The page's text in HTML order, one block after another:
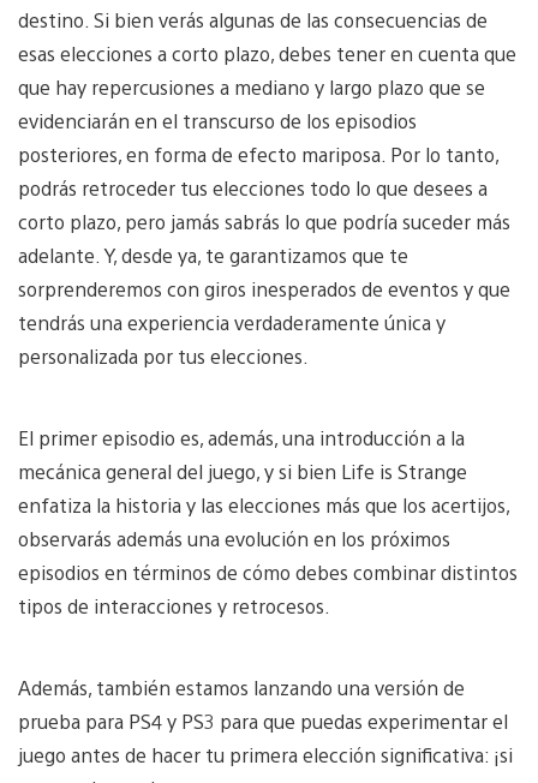
destino. Si bien verás algunas de las consecuencias de
esas elecciones a corto plazo, debes tener en cuenta que
que hay repercusiones a mediano y largo plazo que se
evidenciarán en el transcurso de los episodios
posteriores, en forma de efecto mariposa. Por lo tanto,
podrás retroceder tus elecciones todo lo que desees a
corto plazo, pero jamás sabrás lo que podría suceder más
adelante. Y, desde ya, te garantizamos que te
sorprenderemos con giros inesperados de eventos y que
tendrás una experiencia verdaderamente única y
personalizada por tus elecciones.
El primer episodio es, además, una introducción a la
mecánica general del juego, y si bien Life is Strange
enfatiza la historia y las elecciones más que los acertijos,
observarás además una evolución en los próximos
episodios en términos de cómo debes combinar distintos
tipos de interacciones y retrocesos.
Además, también estamos lanzando una versión de
prueba para PS4 y PS3 para que puedas experimentar el
juego antes de hacer tu primera elección significativa: ¡si